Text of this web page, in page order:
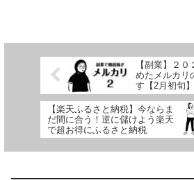
【副業】２
めたメルカリ
す【2月初旬】
【楽天ふるさと納税】今ならま
だ間に合う！逆に儲けよう楽天
で超お得にふるさと納税